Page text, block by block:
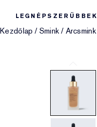
LEGNÉPSZERŰBBEK
Kezdőlap / Smink / Arcsmink